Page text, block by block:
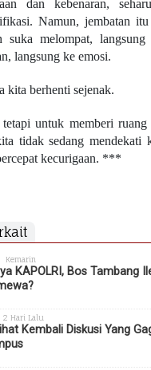
dan kebenaran,
Namun, jembatan
suka melompat, l
langsung ke emosi.
kita berhenti sejenak.
untuk memberi ruang
tidak sedang mendekati
kecurigaan. ***
, Kemarin
KAPOLRI, Bos Tambang
, 2 Hari Lalu
Kembali Diskusi Yang